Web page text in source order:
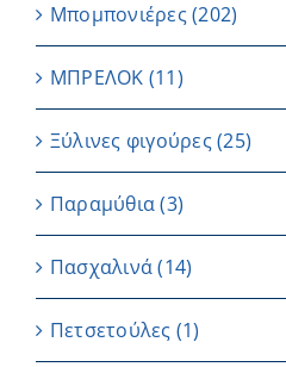
Μπομπονιέρες(202)
ΜΠΡΕΛΟΚ (11)
Ξύλινες φιγούρες(25)
Παραμύθια (3)
Πασχαλινά (14)
Πετσετούλες (1)